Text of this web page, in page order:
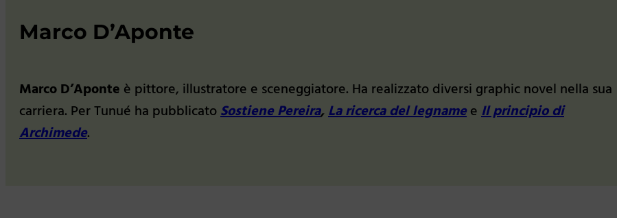
Marco D’Aponte
Marco D’Aponte è pittore, illustratore e sceneggiatore. Ha realizzato diversi graphic novel nella sua
carriera. Per Tunué ha pubblicatoSostiene Pereira,La ricerca del legnameeIl principio di
Archimede.